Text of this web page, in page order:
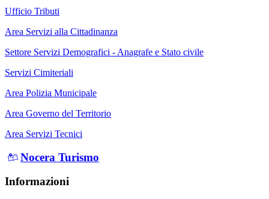
Ufficio Tributi
Area Servizi alla Cittadinanza
Settore Servizi Demografici - Anagrafe e Stato civile
Servizi Cimiteriali
Area Polizia Municipale
Area Governo del Territorio
Area Servizi Tecnici
Nocera Turismo
Informazioni